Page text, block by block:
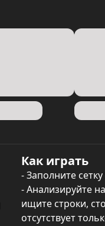
Как играть
- Заполните
- Анализируйте
ищите строки,
отсутствует